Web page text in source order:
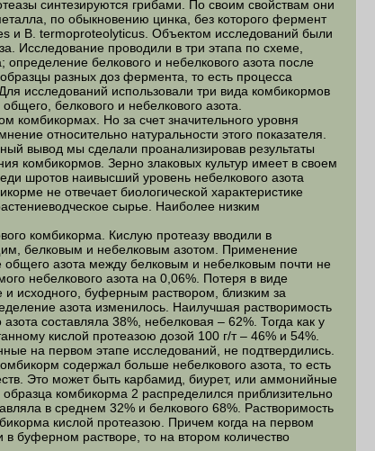
синтезируются грибами. По своим свойствам они
по обыкновению цинка, без которого фермент
и B. termoproteolyticus. Объектом исследований были
Исследование проводили в три этапа по схеме,
белкового и небелкового азота после
разных доз фермента, то есть процесса
исследований использовали три вида комбикормов
белкового и небелкового азота.
Но за счет значительного уровня
относительно натуральности этого показателя.
вывод мы сделали проанализировав результаты
комбикормов. Зерно злаковых культур имеет в своем
шротов наивысший уровень небелкового азота
не отвечает биологической характеристике
сырье. Наиболее низким
комбикорма. Кислую протеазу вводили в
белковым и небелковым азотом. Применение
азота между белковым и небелковым почти не
небелкового азота на 0,06%. Потеря в виде
исходного, буферным раствором, близким за
азота изменилось. Наилучшая растворимость
составляла 38%, небелковая – 62%. Тогда как у
кислой протеазою дозой 100 г/т – 46% и 54%.
на первом этапе исследований, не подтвердились.
содержал больше небелкового азота, то есть
Это может быть карбамид, биурет, или аммонийные
комбикорма 2 распределился приблизительно
в среднем 32% и белкового 68%. Растворимость
кислой протеазою. Причем когда на первом
буферном растворе, то на втором количество